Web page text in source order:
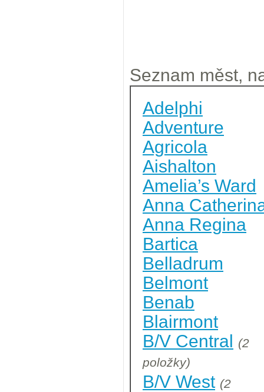
Seznam měst,
Adelphi
Adventure
Agricola
Aishalton
Amelia’s Ward
Anna
Anna Regina
Bartica
Belladrum
Belmont
Benab
Blairmont
B/V Central (2
položky)
B/V West (2